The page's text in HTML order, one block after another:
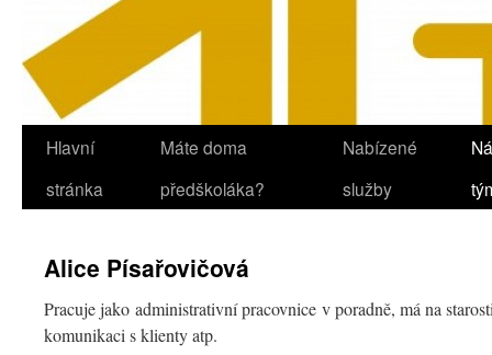
Přejít
webu
Hlavní
stránka
Máte doma
předškoláka?
Nabízené
služby
Alice Písařovičová
Pracuje jako administrativní pracovnice v poradně, má na
komunikaci s klienty atp.